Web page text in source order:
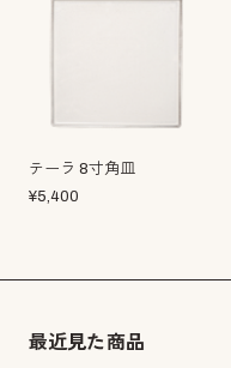
テーラ 8寸角皿
¥5,400
最近見た商品